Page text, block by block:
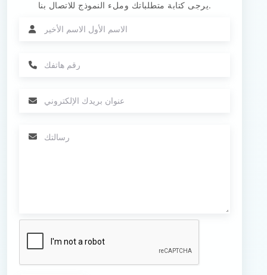
يرجى كتابة متطلباتك وملء النموذج للاتصال بنا.